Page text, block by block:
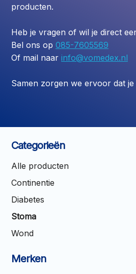
producten.
Heb je vragen of wil je direct
Bel ons op 085-7605569
Of mail naar info@vomedex.nl
Samen zorgen we ervoor dat
Categorieën
Alle producten
Continentie
Diabetes
Stoma
Wond
Merken